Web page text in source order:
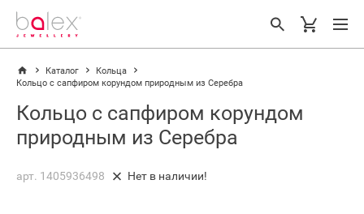
Каталог
Кольца
Кольцо с сапфиром корундом природным из Серебра
Кольцо с сапфиром корундом
природным из Серебра
арт. 1405936498 Нет в наличии!